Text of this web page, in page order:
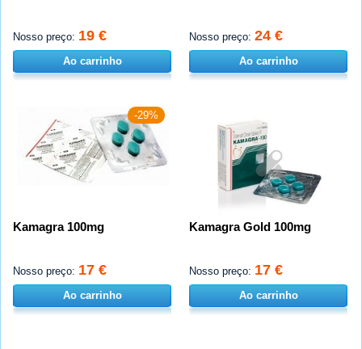
Nosso preço: 19 €
Ao carrinho
Nosso preço: 24 €
Ao carrinho
-29%
Kamagra 100mg
Nosso preço: 17 €
Ao carrinho
Kamagra Gold 100mg
Nosso preço: 17 €
Ao carrinho